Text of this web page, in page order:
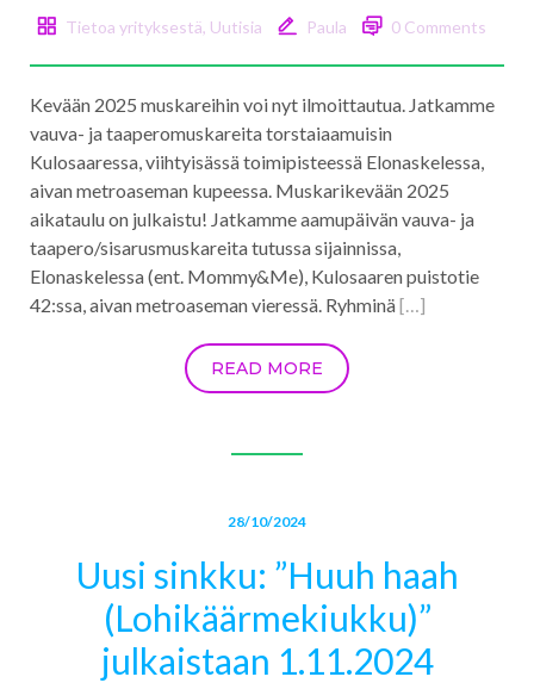
Tietoa yrityksestä, Uutisia Paula 0 Comments
Kevään 2025 muskareihin voi nyt ilmoittautua. Jatkamme
vauva- ja taaperomuskareita torstaiaamuisin
Kulosaaressa, viihtyisässä toimipisteessä Elonaskelessa,
aivan metroaseman kupeessa. Muskarikevään 2025
aikataulu on julkaistu! Jatkamme aamupäivän vauva- ja
taapero/sisarusmuskareita tutussa sijainnissa,
Elonaskelessa (ent. Mommy&Me), Kulosaaren puistotie
42:ssa, aivan metroaseman vieressä. Ryhminä[…]
READ MORE
28/10/2024
Uusi sinkku: ”Huuh haah
(Lohikäärmekiukku)”
julkaistaan 1.11.2024